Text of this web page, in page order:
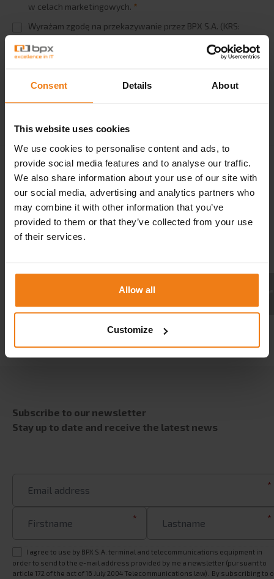
Consent Details About
This website uses cookies
We use cookies to personalise content and ads, to
provide social media features and to analyse our traffic.
We also share information about your use of our site with
our social media, advertising and analytics partners who
may combine it with other information that you’ve
provided to them or that they’ve collected from your use
of their services.
Allow all
Customize
Logistics
Automotive
Retail
HR
Controling
CASE STUDIES
BPX ACADEMY
Webinar
Training
Encyclopedia
Cooperation with universities
CONTACT
w celach marketingowych. *
Wyrażam zgodę na przekazywanie przez BPX S.A. (KRS:
0000274149) udostępnionych przeze mnie danych
osobowych partnerom handlowym BPX S.A.
Administratorem Twoich danych osobowych jest BPX
przetwarzaniu danych osobowych przez BPX S.A.
możesz znaleźć w Polityce Prywatności.
Subscribe to our newsletter
Stay up to date and receive the latest news
*
* *
I agree to use by BPX S.A. terminal and telecommunications equipment in
order to send to the e-mail address provided by me a newsletter (pursuant to
article 172 of the act of 16 July 2004 Telecommunications law). By subscribing to